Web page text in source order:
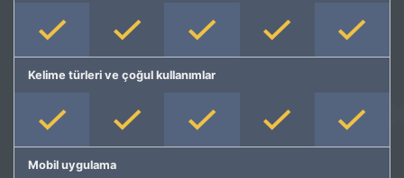
Kelime türleri ve çoğul kullanımlar
Mobil uygulama